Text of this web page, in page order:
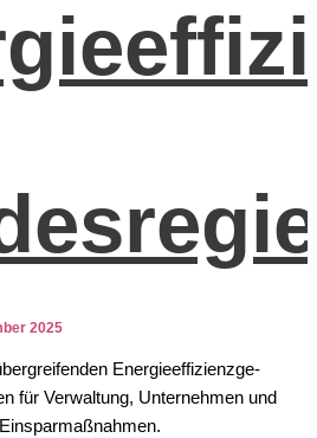
2025
Ener­gie­ef­fi­zi­enz­ge­
für Ver­wal­tung, Unter­neh­men und